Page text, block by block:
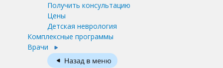
Получить консультацию
Цены
Детская неврология
Комплексные программы
Врачи